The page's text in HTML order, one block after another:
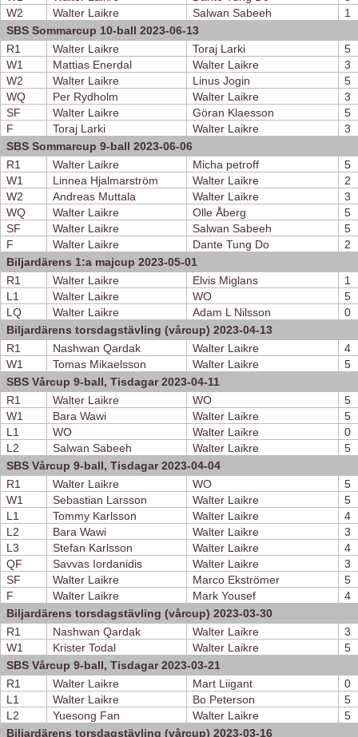
W2
Walter Laikre Salwan Sabeeh
1
SBS Sommarcup 10-ball 2023-06-13
R1
Walter Laikre Toraj Larki
5
W1
Mattias Enerdal Walter Laikre
3
W2
Walter Laikre Linus Jogin
5
WQ
Per Rydholm Walter Laikre
3
SF
Walter Laikre Göran Klaesson
5
F
Toraj Larki Walter Laikre
3
SBS Sommarcup 9-ball 2023-06-06
R1
Walter Laikre Micha petroff
5
W1
Linnea Hjalmarström Walter Laikre
2
W2
Andreas Muttala Walter Laikre
3
WQ
Walter Laikre Olle Åberg
5
SF
Walter Laikre Salwan Sabeeh
5
F
Walter Laikre Dante Tung Do
2
Biljardärens 1:a majcup 2023-05-01
R1
Walter Laikre Elvis Miglans
1
L1
Walter Laikre WO
5
LQ
Walter Laikre Adam L Nilsson
0
Biljardärens torsdagstävling (vårcup) 2023-04-13
R1
Nashwan Qardak Walter Laikre
4
W1
Tomas Mikaelsson Walter Laikre
5
SBS Vårcup 9-ball, Tisdagar 2023-04-11
R1
Walter Laikre WO
5
W1
Bara Wawi Walter Laikre
5
L1
WO Walter Laikre
0
L2
Salwan Sabeeh Walter Laikre
5
SBS Vårcup 9-ball, Tisdagar 2023-04-04
R1
Walter Laikre WO
5
W1
Sebastian Larsson Walter Laikre
5
L1
Tommy Karlsson Walter Laikre
4
L2
Bara Wawi Walter Laikre
3
L3
Stefan Karlsson Walter Laikre
4
QF
Savvas Iordanidis Walter Laikre
3
SF
Walter Laikre Marco Ekströmer
5
F
Walter Laikre Mark Yousef
4
Biljardärens torsdagstävling (vårcup) 2023-03-30
R1
Nashwan Qardak Walter Laikre
3
W1
Krister Todal Walter Laikre
5
SBS Vårcup 9-ball, Tisdagar 2023-03-21
R1
Walter Laikre Mart Liigant
0
L1
Walter Laikre Bo Peterson
5
L2
Yuesong Fan Walter Laikre
5
Biljardärens torsdagstävling (vårcup) 2023-03-16